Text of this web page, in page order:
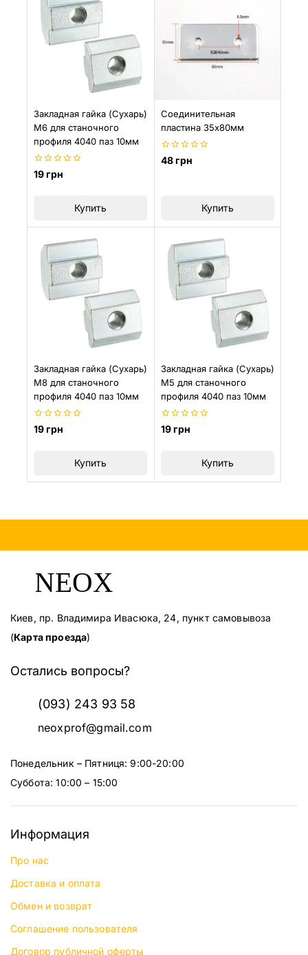
Закладная гайка (Сухарь)
М6 для станочного
профиля 4040 паз 10мм
0
19грн
Купить
Соединительная
пластина 35х80мм
0
48грн
Купить
Закладная гайка (Сухарь)
М8 для станочного
профиля 4040 паз 10мм
0
из
19грн
Купить
Закладная гайка (Сухарь)
М5 для станочного
профиля 4040 паз 10мм
0
из
19грн
Купить
Киев, пр. Владимира Ивасюка, 24, пункт самовывоза
(Карта проезда)
Остались вопросы?
(093) 243 93 58
neoxprof@gmail.com
Понедельник – Пятниця: 9:00-20:00
Суббота: 10:00 – 15:00
Информация
Про нас
Доставка и оплата
Обмен и возврат
Соглашение пользователя
Договор публичной оферты